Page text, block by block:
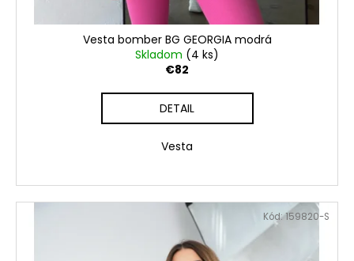
Vesta bomber BG GEORGIA modrá
Skladom (4 ks)
€82
DETAIL
Vesta
Kód:159820-S